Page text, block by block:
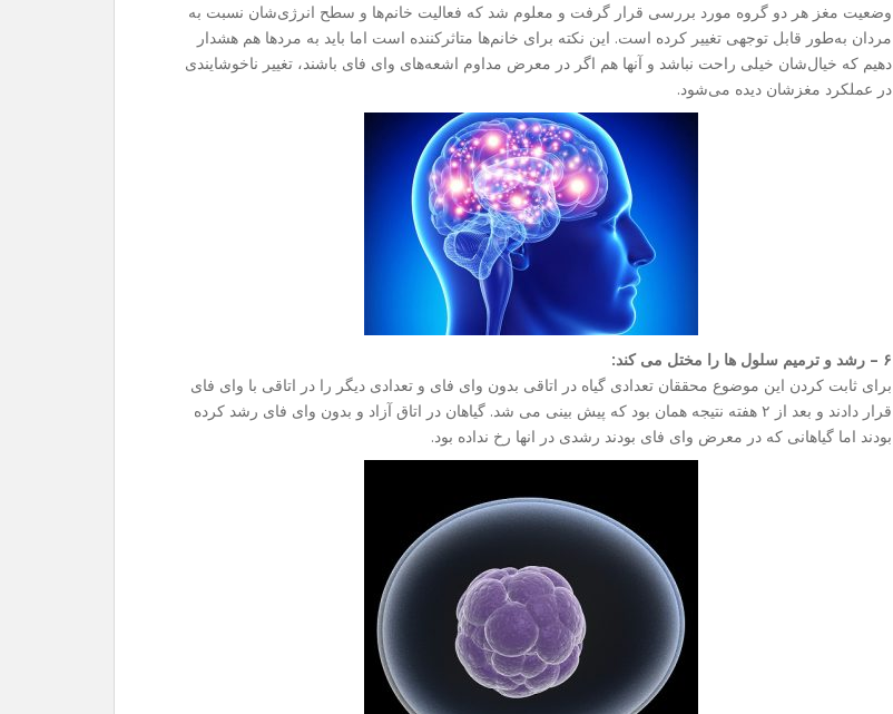
وضعیت مغز هر دو گروه مورد بررسی قرار گرفت و معلوم شد که فعالیت خانم‌ها و سطح انرژی‌شان نسبت به
مردان به‌طور قابل توجهی تغییر کرده است. این نکته برای خانم‌ها متاثرکننده است اما باید به مردها هم هشدار
دهیم که خیال‌شان خیلی راحت نباشد و آنها هم اگر در معرض مداوم اشعه‌های وای فای باشند، تغییر ناخوشایندی
در عملکرد مغزشان دیده می‌شود.
۶ – رشد و ترمیم سلول ها را مختل می کند:
برای ثابت کردن این موضوع محققان تعدادی گیاه در اتاقی بدون وای فای و تعدادی دیگر را در اتاقی با وای فای
قرار دادند و بعد از ۲ هفته نتیجه همان بود که پیش بینی می شد. گیاهان در اتاق آزاد و بدون وای فای رشد کرده
بودند اما گیاهانی که در معرض وای فای بودند رشدی در انها رخ نداده بود.